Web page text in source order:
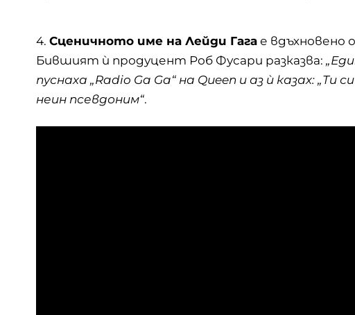
4. Сценичното име на Лейди Гага е вдъхновено
Бившият ѝ продуцент Роб Фусари разказва:
пуснаха „Radio Ga Ga“ на Queen и аз ѝ казах:
неин псевдоним“.